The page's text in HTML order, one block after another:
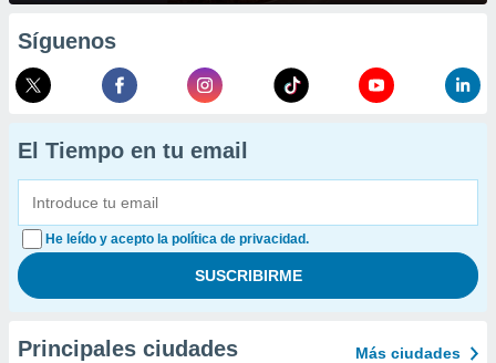
Síguenos
El Tiempo en tu email
He leído y acepto la política de privacidad.
Principales ciudades Más ciudades